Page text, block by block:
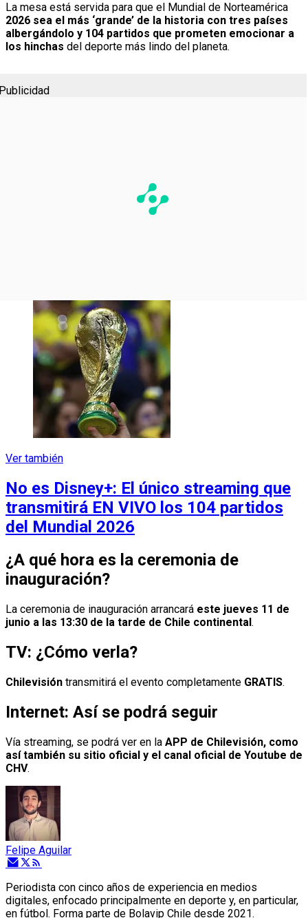
La mesa está servida para que el Mundial de Norteamérica
2026 sea el más ‘grande’ de la historia con tres países
albergándolo y 104 partidos que prometen emocionar a
los hinchas del deporte más lindo del planeta.
Ver también
No es Disney+: El único streaming que
transmitirá EN VIVO los 104 partidos
del Mundial 2026
¿A qué hora es la ceremonia de
inauguración?
La ceremonia de inauguración arrancará este jueves 11 de
junio a las 13:30 de la tarde de Chile continental .
TV: ¿Cómo verla?
Chilevisión transmitirá el evento completamente GRATIS.
Internet: Así se podrá seguir
Vía streaming, se podrá ver en la APP de Chilevisión, como
así también su sitio oficial y el canal oficial de Youtube de
CHV.
Felipe Aguilar
Periodista con cinco años de experiencia en medios
digitales, enfocado principalmente en deporte y, en particular,
en fútbol. Forma parte de Bolavip Chile desde 2021.